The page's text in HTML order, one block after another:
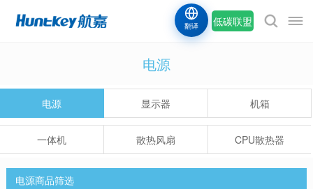
低碳联盟
翻译
电源
电源 显示器 机箱
一体机 散热风扇 CPU散热器
电源商品筛选